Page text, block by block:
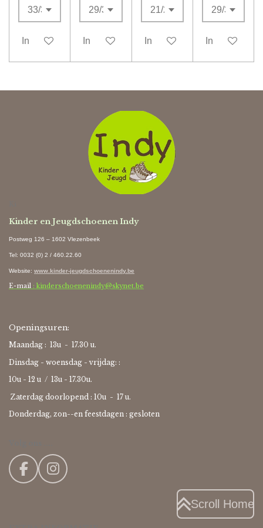
In winkelwagenIn winkelwagenIn winkelwagenIn
Kinder en Jeugdschoenen Indy
Postweg 126 – 1602 Vlezenbeek
Tel: 0032 (0) 2 / 460.22.60
Website: www.kinder-jeugdschoenenindy.be
E-mail : kinderschoenenindy@skynet.be
Openingsuren:
Maandag : 13u - 17.30 u.
Dinsdag - woensdag - vrijdag: :
10u - 12 u / 13u - 17.30u.
Zaterdag doorlopend : 10u - 17 u.
Donderdag, zon--en feestdagen : gesloten
F
I
Scroll Home